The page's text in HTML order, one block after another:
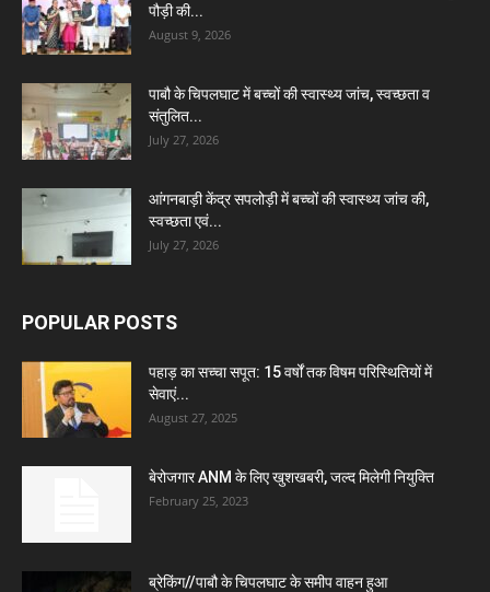
पौड़ी की...
August 9, 2026
पाबौ के चिपलघाट में बच्चों की स्वास्थ्य जांच, स्वच्छता व
संतुलित...
July 27, 2026
आंगनबाड़ी केंद्र सपलोड़ी में बच्चों की स्वास्थ्य जांच की,
स्वच्छता एवं...
July 27, 2026
POPULAR POSTS
पहाड़ का सच्चा सपूत: 15 वर्षों तक विषम परिस्थितियों में
सेवाएं...
August 27, 2025
बेरोजगार ANM के लिए खुशखबरी, जल्द मिलेगी नियुक्ति
February 25, 2023
ब्रेकिंग//पाबौ के चिपलघाट के समीप वाहन हुआ